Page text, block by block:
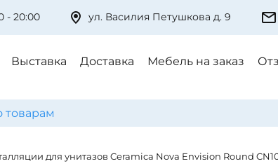
- 20:00 ул. Василия Петушкова д. 9
Выставка Доставка Мебель на заказ
для унитазов Ceramica Nova Envision Round